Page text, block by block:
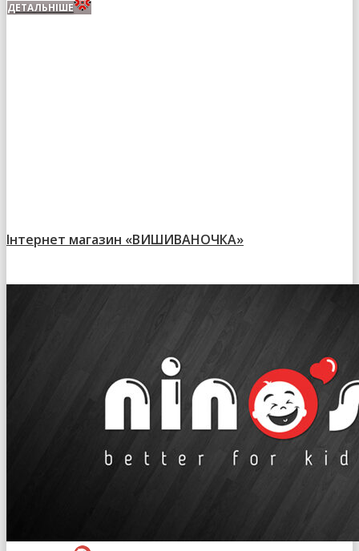
ДЕТАЛЬНІШЕ
Інтернет магазин «ВИШИВАНОЧКА»